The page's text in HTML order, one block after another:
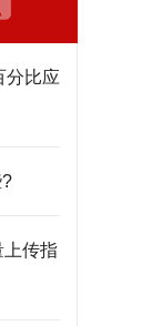
分比应
上传指